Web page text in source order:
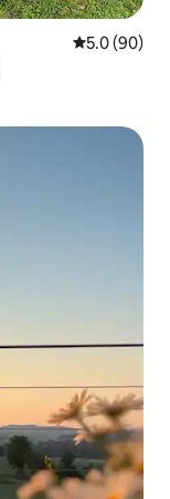
レビュー90
5.0 (90)